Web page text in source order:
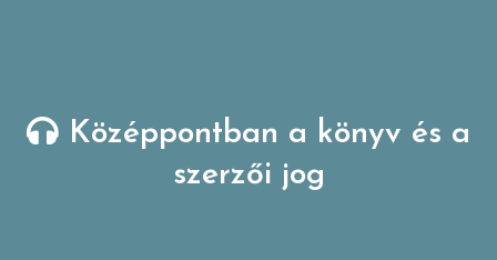
Középpontban a könyv és a
szerzői jog